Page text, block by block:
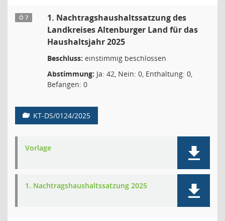
Ö 7
1. Nachtragshaushaltssatzung des
Landkreises Altenburger Land für das
Haushaltsjahr 2025
Beschluss: einstimmig beschlossen
Abstimmung: Ja: 42, Nein: 0, Enthaltung: 0,
Befangen: 0
KT-DS/0124/2025
Vorlage
1. Nachtragshaushaltssatzung 2025